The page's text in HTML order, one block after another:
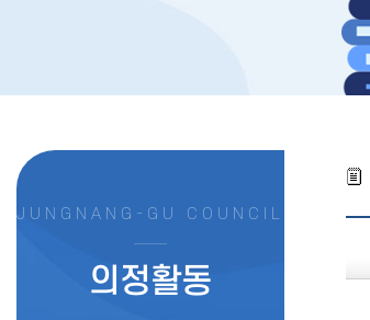
JUNGNANG-GU COUNCIL
의정활동